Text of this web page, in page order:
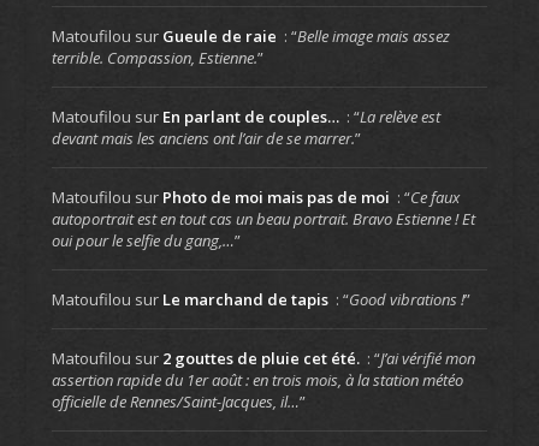
Matoufilou sur Gueule de raie : “Belle image mais assez
terrible. Compassion, Estienne.”
Matoufilou sur En parlant de couples… : “La relève est
devant mais les anciens ont l’air de se marrer.”
Matoufilou sur Photo de moi mais pas de moi : “Ce faux
autoportrait est en tout cas un beau portrait. Bravo Estienne ! Et
oui pour le selfie du gang,…”
Matoufilou sur Le marchand de tapis : “Good vibrations !”
Matoufilou sur 2 gouttes de pluie cet été. : “J’ai vérifié mon
assertion rapide du 1er août : en trois mois, à la station météo
officielle de Rennes/Saint-Jacques, il…”